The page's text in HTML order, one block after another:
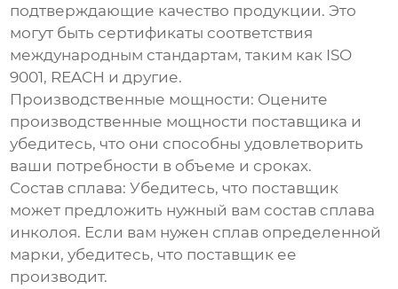
подтверждающие качество продукции. Это
могут быть сертификаты соответствия
международным стандартам, таким как ISO
9001, REACH и другие.
Производственные мощности: Оцените
производственные мощности поставщика и
убедитесь, что они способны удовлетворить
ваши потребности в объеме и сроках.
Состав сплава: Убедитесь, что поставщик
может предложить нужный вам состав сплава
инколоя. Если вам нужен сплав определенной
марки, убедитесь, что поставщик ее
производит.